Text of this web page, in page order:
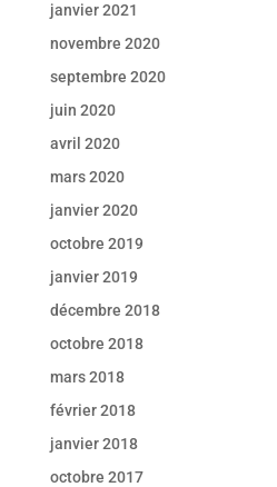
janvier 2021
novembre 2020
septembre 2020
juin 2020
avril 2020
mars 2020
janvier 2020
octobre 2019
janvier 2019
décembre 2018
octobre 2018
mars 2018
février 2018
janvier 2018
octobre 2017